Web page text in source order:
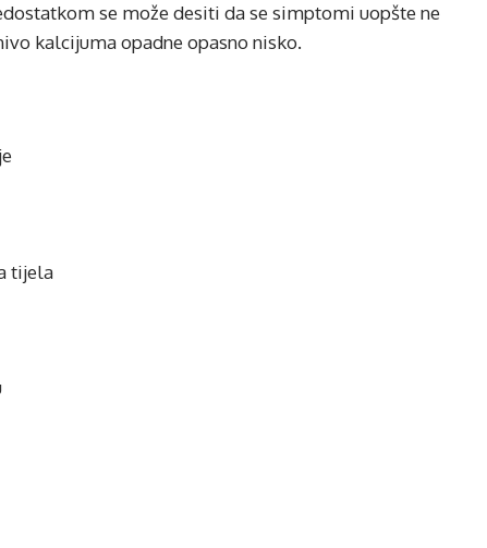
se može desiti da se simptomi uopšte ne
kalcijuma opadne opasno nisko.
tijela